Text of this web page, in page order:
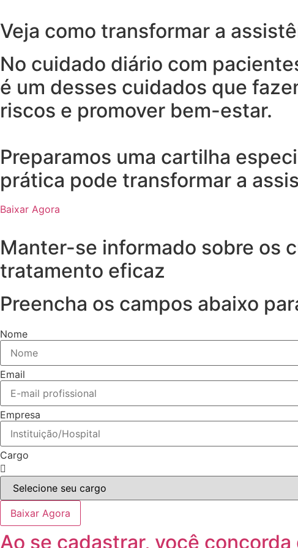
Veja como transformar a
No cuidado diário com
é um desses cuidados que
riscos e promover bem-estar.
Preparamos uma cartilha
prática pode transformar a
Baixar Agora
Manter-se informado sobre os
tratamento eficaz
Preencha os campos abaixo
Nome
Email
Empresa
Cargo
Baixar Agora
Ao se cadastrar, você